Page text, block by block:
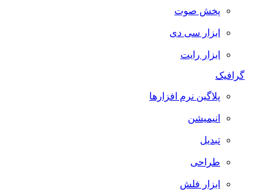
پخش صوت
ابزار سی دی
ابزار رایت
گرافیک
پلاگین نرم افزارها
انیمیشن
تبدیل
طراحی
ابزار فلش